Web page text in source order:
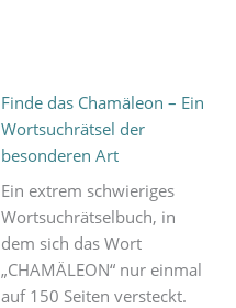
Finde das Chamäleon – Ein
Wortsuchrätsel der
besonderen Art
Ein extrem schwieriges
Wortsuchrätselbuch, in
dem sich das Wort
„CHAMÄLEON“ nur einmal
auf 150 Seiten versteckt.